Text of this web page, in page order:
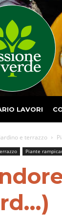
in
LAVORI
e terrazzo
Piante